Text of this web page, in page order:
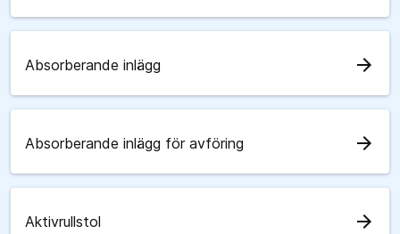
Absorberande inlägg arrow_forward
Absorberande inlägg för avföring arrow_forward
Aktivrullstol arrow_forward